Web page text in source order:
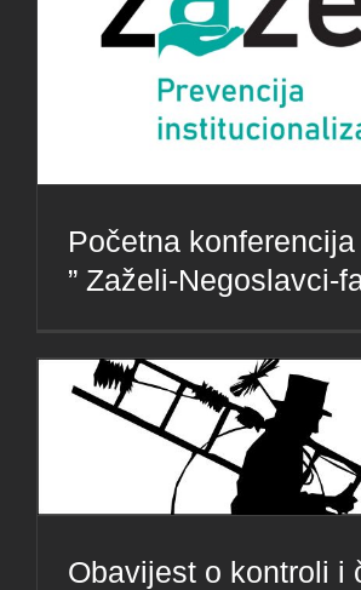
Početna
” Zaželi-Negoslavci-
Obavijest o kontroli i